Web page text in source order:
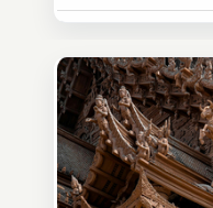
oportunidades
de
amplias. Entre
África, un
experiencia de
diferente.